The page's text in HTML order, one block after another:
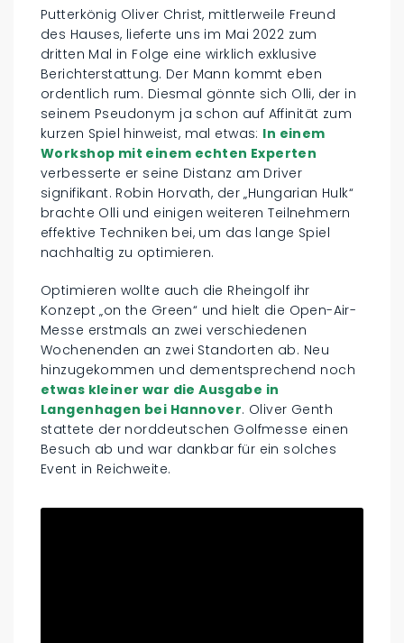
Putterkönig Oliver Christ, mittlerweile Freund
des Hauses, lieferte uns im Mai 2022 zum
dritten Mal in Folge eine wirklich exklusive
Berichterstattung. Der Mann kommt eben
ordentlich rum. Diesmal gönnte sich Olli, der in
seinem Pseudonym ja schon auf Affinität zum
kurzen Spiel hinweist, mal etwas: In einem
Workshop mit einem echten Experten
verbesserte er seine Distanz am Driver
signifikant. Robin Horvath, der „Hungarian Hulk“
brachte Olli und einigen weiteren Teilnehmern
effektive Techniken bei, um das lange Spiel
nachhaltig zu optimieren.
Optimieren wollte auch die Rheingolf ihr
Konzept „on the Green“ und hielt die Open-Air-
Messe erstmals an zwei verschiedenen
Wochenenden an zwei Standorten ab. Neu
hinzugekommen und dementsprechend noch
etwas kleiner war die Ausgabe in
Langenhagen bei Hannover. Oliver Genth
stattete der norddeutschen Golfmesse einen
Besuch ab und war dankbar für ein solches
Event in Reichweite.